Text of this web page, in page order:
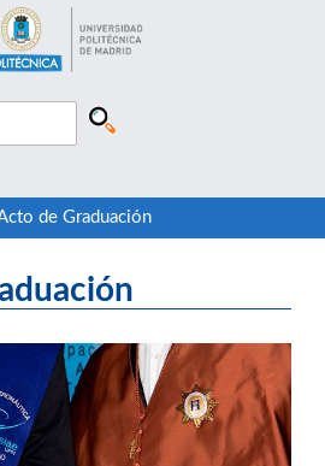
de Graduación